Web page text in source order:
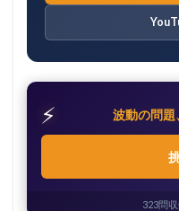
⚡ 波動の問題
323問収